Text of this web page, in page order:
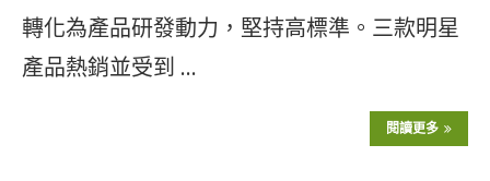
轉化為產品研發動力，堅持高標準。三款明星
產品熱銷並受到 …
閱讀更多